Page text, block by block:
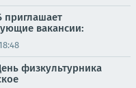
приглашает
вакансии:
физкультурника